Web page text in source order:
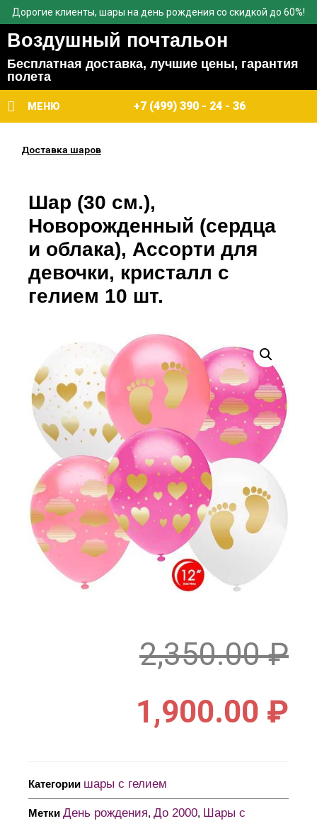
Дорогие клиенты, шары на день рождения со скидкой до 60%!
Воздушный почтальон
Бесплатная доставка, лучшие цены, гарантия
полета
МЕНЮ +7 (499) 390 - 24 - 36
Доставка шаров
Шар (30 см.),
Новорожденный (сердца
и облака), Ассорти для
девочки, кристалл с
гелием 10 шт.
2,350.00₽
1,900.00 ₽
Категории шары с гелием
Метки День рождения, До 2000, Шары с